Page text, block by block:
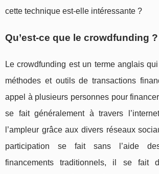
cette technique est-elle intéressante ?
Qu’est-ce que le crowdfunding ?
Le crowdfunding est un terme anglais
méthodes et outils de transactions
appel à plusieurs personnes pour
se fait généralement à travers
l’ampleur grâce aux divers réseaux
participation se fait sans l’aide
financements traditionnels, il se fait